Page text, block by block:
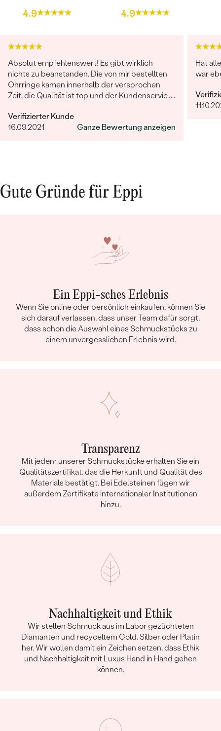
Rund
FARBE:
4.9 4.9
Absolut empfehlenswert! Es gibt wirklich
nichts zu beanstanden. Die von mir bestellten
Ohrringe kamen innerhalb der versprochen
Zeit, die Qualität ist top und der Kundenservice
Verifizierter Kunde
16.09.2021
Ganze Bewertung anzeigen
Hat
war
Gute Gründe für Eppi
Ein Eppi-sches Erlebnis
Wenn Sie online oder persönlich einkaufen, können Sie
sich darauf verlassen, dass unser Team dafür sorgt,
dass schon die Auswahl eines Schmuckstücks zu
einem unvergesslichen Erlebnis wird.
Transparenz
Mit jedem unserer Schmuckstücke erhalten Sie ein
Qualitätszertifikat, das die Herkunft und Qualität des
Materials bestätigt. Bei Edelsteinen fügen wir
außerdem Zertifikate internationaler Institutionen
hinzu.
Nachhaltigkeit und Ethik
Wir stellen Schmuck aus im Labor gezüchteten
Diamanten und recyceltem Gold, Silber oder Platin
her. Wir wollen damit ein Zeichen setzen, dass Ethik
und Nachhaltigkeit mit Luxus Hand in Hand gehen
können.